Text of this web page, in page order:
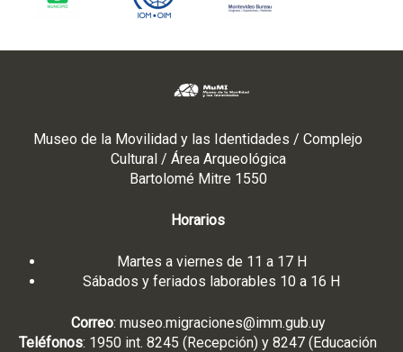
Museo de la Movilidad y las Identidades / Complejo
Cultural / Área Arqueológica
Bartolomé Mitre 1550
Horarios
Martes a viernes de 11 a 17 H
Sábados y feriados laborables 10 a 16 H
Correo: museo.migraciones@imm.gub.uy
Teléfonos: 1950 int. 8245 (Recepción) y 8247 (Educación